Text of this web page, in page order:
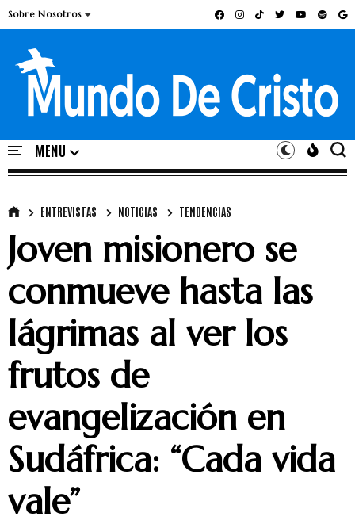
Sobre Nosotros
ENTREVISTAS NOTICIAS TENDENCIAS
Joven misionero se
conmueve hasta las
lágrimas al ver los
frutos de
evangelización en
Sudáfrica: “Cada vida
vale”